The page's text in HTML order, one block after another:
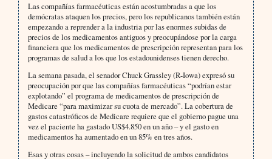
Las compañías farmacéuticas están acostumbradas a que los
demócratas ataquen los precios, pero los republicanos también están
empezando a reprender a la industria por las enormes subidas de
precios de los medicamentos antiguos y preocupándose por la carga
financiera que los medicamentos de prescripción representan para los
programas de salud a los que los estadounidenses tienen derecho.
La semana pasada, el senador Chuck Grassley (R-Iowa) expresó su
preocupación por que las compañías farmacéuticas “podrían estar
explotando” el programa de medicamentos de prescripción de
Medicare “para maximizar su cuota de mercado”. La cobertura de
gastos catastróficos de Medicare requiere que el gobierno pague una
vez el paciente ha gastado US$4.850 en un año – y el gasto en
medicamentos ha aumentado en un 85% en tres años.
Esas y otras cosas – incluyendo la solicitud de ambos candidatos